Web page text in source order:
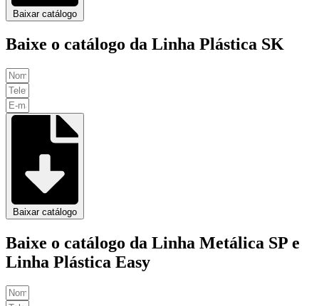
Baixar catálogo
Baixe o catálogo da Linha Plástica SK
Baixar catálogo
Baixe o catálogo da Linha Metálica SP e
Linha Plástica Easy